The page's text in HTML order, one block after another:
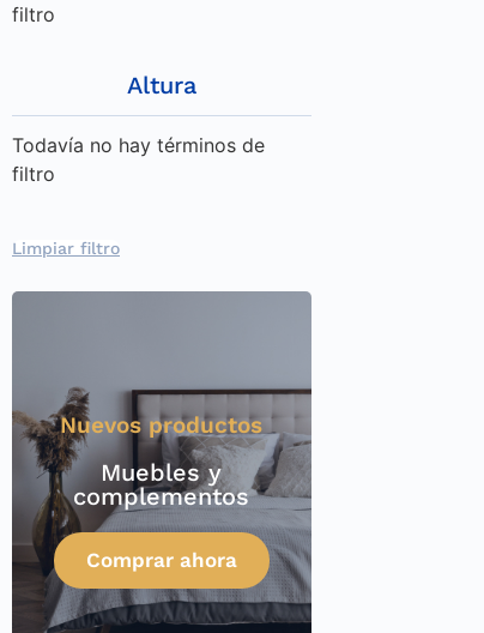
filtro
Altura
Todavía no hay términos de
filtro
Limpiar filtro
Nuevos productos
Muebles y
complementos
Comprar ahora